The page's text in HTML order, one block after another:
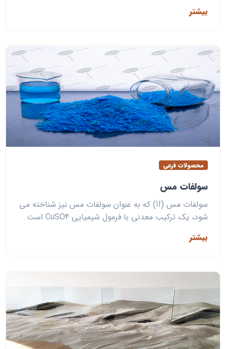
بیشتر
محصولات فرعی
سولفات مس
سولفات مس (II) که به عنوان سولفات مس نیز شناخته می
شود، یک ترکیب معدنی با فرمول شیمیایی CuSO4 است.
بیشتر